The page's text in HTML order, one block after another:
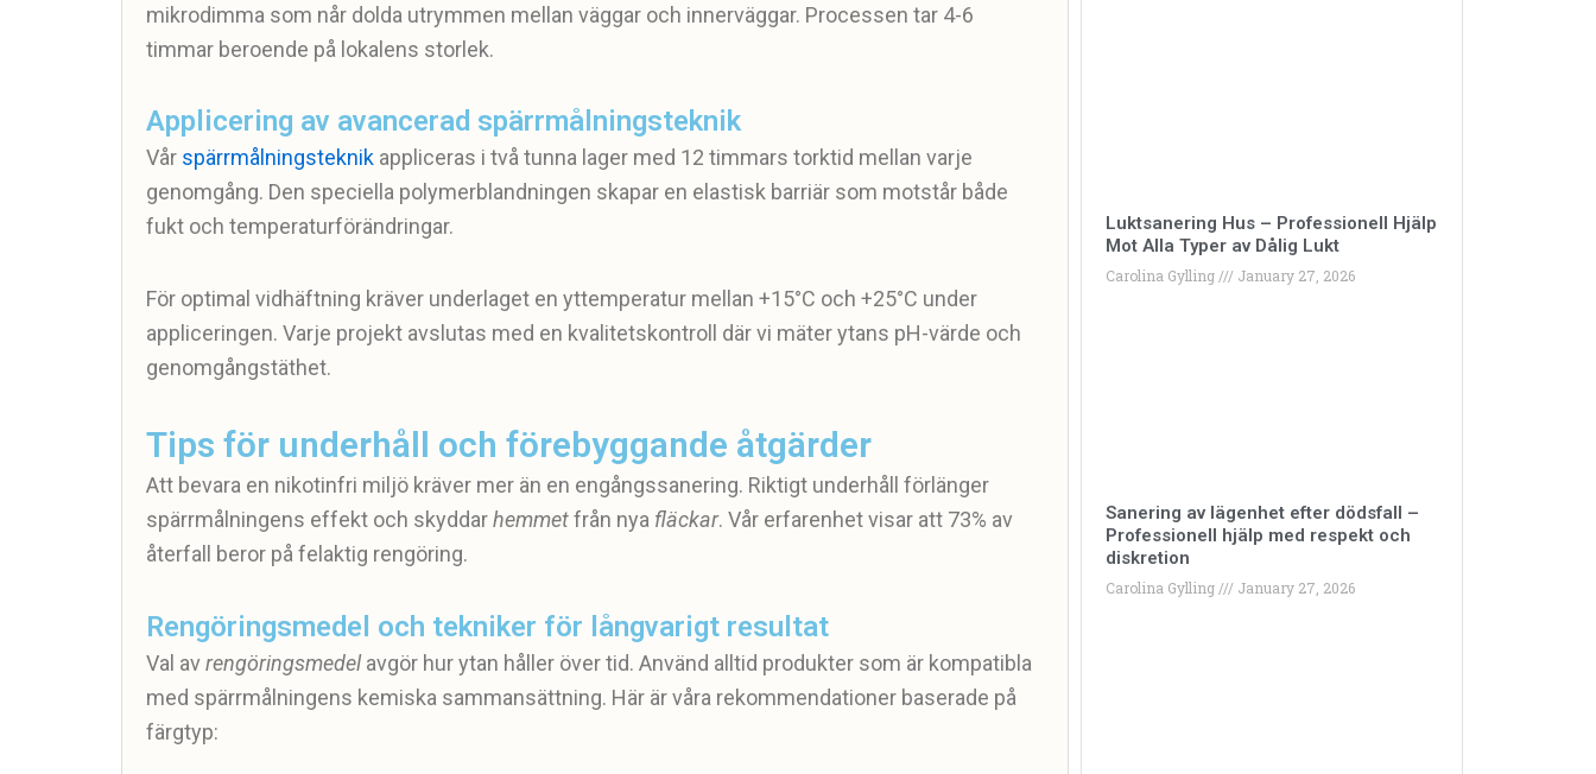
mikrodimma som når dolda utrymmen mellan väggar och innerväggar. Processen tar 4-6
timmar beroende på lokalens storlek.
Applicering av avancerad spärrmålningsteknik
Vår spärrmålningsteknik appliceras i två tunna lager med 12 timmars torktid mellan varje
genomgång. Den speciella polymerblandningen skapar en elastisk barriär som motstår både
fukt och temperaturförändringar.
För optimal vidhäftning kräver underlaget en yttemperatur mellan +15°C och +25°C under
appliceringen. Varje projekt avslutas med en kvalitetskontroll där vi mäter ytans pH-värde och
genomgångstäthet.
Tips för underhåll och förebyggande åtgärder
Att bevara en nikotinfri miljö kräver mer än en engångssanering. Riktigt underhåll förlänger
spärrmålningens effekt och skyddarhemmetfrån nya fläckar. Vår erfarenhet visar att 73% av
återfall beror på felaktig rengöring.
Rengöringsmedel och tekniker för långvarigt resultat
Val avrengöringsmedelavgör hur ytan håller över tid. Använd alltid produkter som är kompatibla
med spärrmålningens kemiska sammansättning. Här är våra rekommendationer baserade på
färgtyp:
Luktsanering Hus – Professionell Hjälp
Mot Alla Typer av Dålig Lukt
Carolina Gylling January 27, 2026
Sanering av lägenhet efter dödsfall –
Professionell hjälp med respekt och
diskretion
Carolina Gylling January 27, 2026